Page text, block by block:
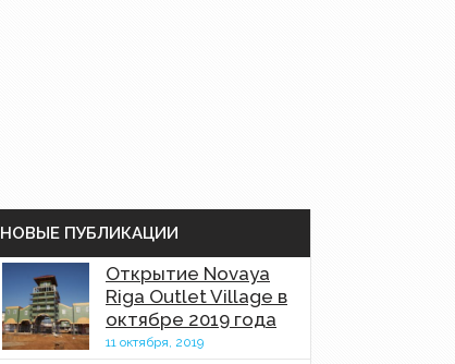
НОВЫЕ ПУБЛИКАЦИИ
Открытие Novaya
Riga Outlet Village в
октябре 2019 года
11 октября, 2019